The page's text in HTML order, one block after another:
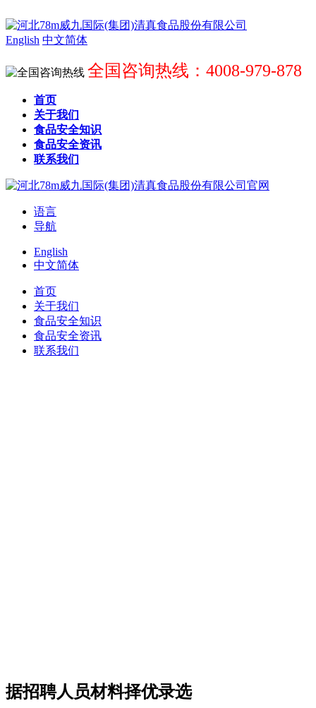
English 中文简体
全国咨询热线：4008-979-878
首页
关于我们
食品安全知识
食品安全资讯
联系我们
语言
导航
English
中文简体
首页
关于我们
食品安全知识
食品安全资讯
联系我们
据招聘人员材料择优录选